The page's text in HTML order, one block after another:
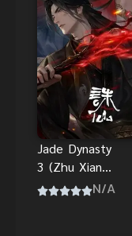
Jade Dynasty
3 (Zhu Xian
Season 3) จูN/A